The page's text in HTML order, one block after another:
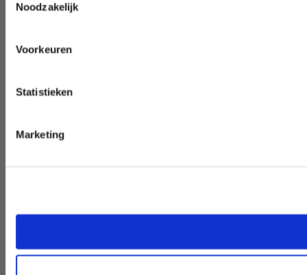
Noodzakelijk
Voorkeuren
Statistieken
Marketing